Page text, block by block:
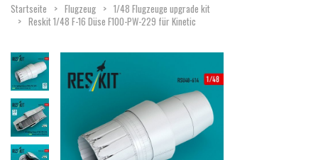
Startseite Flugzeug
1/48 Flugzeuge upgrade kit
Reskit 1/48 F-16 Düse F100-PW-229 für Kinetic